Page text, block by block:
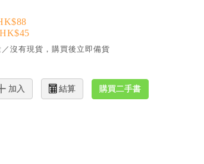
HK$45
沒有現貨，購買後立即備貨
加入 結算 購買二手書